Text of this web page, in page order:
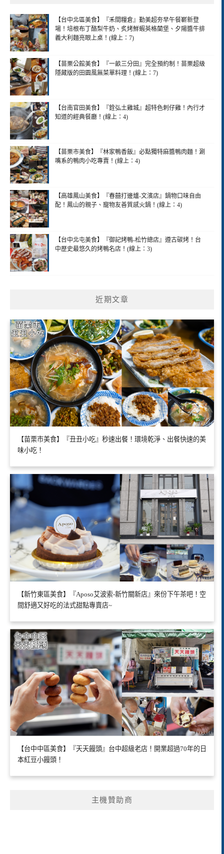
【台中北區美食】『禾間糧倉』勤美超夯早午餐嶄新登
場！培根布丁酪梨牛奶、炙烤鮮蝦英格蘭堡、夕陽醬牛排
義大利麵亮眼上桌！(線上：7)
【苗栗公館美食】『一畝三分田』完全預約制！苗栗超級
隱藏版的田園風無菜單料理！(線上：7)
【台南官田美食】『銓弘土雞城』超特色刺仔雞！內行才
知道的經典餐廳！(線上：4)
【苗栗市美食】『林家鴨香飯』必點獨特麻醬鴨肉麵！涮
嘴系的鴨肉小吃專賣！(線上：4)
【高雄鳳山美食】『春囍打邊爐-文濱店』鍋物口味自由
配！鳳山的親子、寵物友善質感火鍋！(線上：4)
【台中北屯美食】『御記烤鴨-松竹總店』遵古碳烤！台
中歷史最悠久的烤鴨名店！(線上：3)
近期文章
【苗栗市美食】『丑丑小吃』秒速出餐！環境乾淨、出餐快速的美
味小吃！
【新竹東區美食】『Aposo艾波索-新竹關新店』來份下午茶吧！空
間舒適又好吃的法式甜點專賣店~
【台中中區美食】『天天饅頭』台中超級老店！開業超過70年的日
本紅豆小饅頭！
主機贊助商